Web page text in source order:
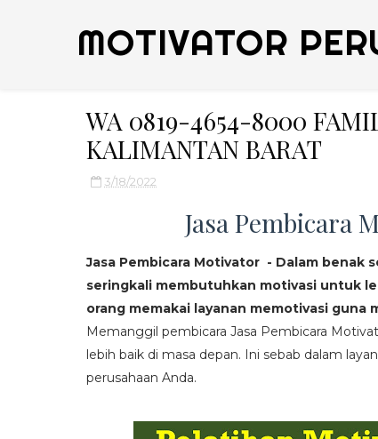
MOTIVATOR
WA 0819-4654-8000
KALIMANTAN BARAT
3/18/2022
Jasa Pembicara
Jasa Pembicara Motivator - Dalam benak
seringkali membutuhkan motivasi untuk
orang memakai layanan memotivasi
Memanggil pembicara Jasa Pembicara
lebih baik di masa depan. Ini sebab dalam
perusahaan Anda.